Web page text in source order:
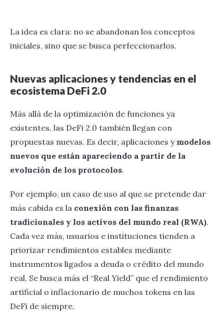
La idea es clara: no se abandonan los conceptos
iniciales, sino que se busca perfeccionarlos.
Nuevas aplicaciones y tendencias en el
ecosistema DeFi 2.0
Más allá de la optimización de funciones ya
existentes, las DeFi 2.0 también llegan con
propuestas nuevas. Es decir, aplicaciones y modelos
nuevos que están apareciendo a partir de la
evolución de los protocolos.
Por ejemplo, un caso de uso al que se pretende dar
más cabida es la conexión con las finanzas
tradicionales y los activos del mundo real (RWA).
Cada vez más, usuarios e instituciones tienden a
priorizar rendimientos estables mediante
instrumentos ligados a deuda o crédito del mundo
real. Se busca más el “Real Yield” que el rendimiento
artificial o inflacionario de muchos tokens en las
DeFi de siempre.